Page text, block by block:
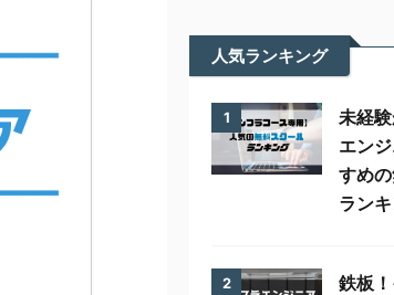
人気ランキング
1
未経
エン
すめ
ラン
2
鉄板